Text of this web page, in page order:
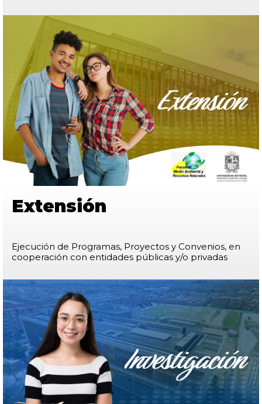
Extensión
Ejecución de Programas, Proyectos y Convenios, en
cooperación con entidades públicas y/o privadas